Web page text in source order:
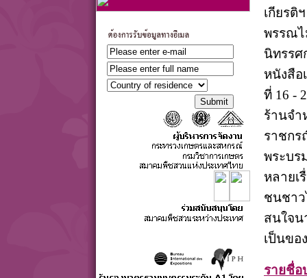
เกียรติ
พรรณไ
นิทรรศ
หนังสือ
ที่ 16 -
ร้านจำ
ราชกร
พระบร
หลายเ
ชนชาว
สนใจน
เป็นขอ
รายชื่อ